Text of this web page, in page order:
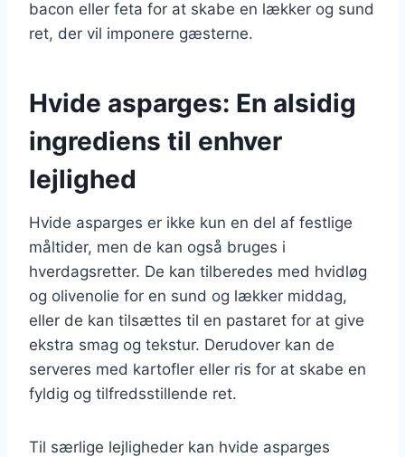
bacon eller feta for at skabe en lækker og sund
ret, der vil imponere gæsterne.
Hvide asparges: En alsidig
ingrediens til enhver
lejlighed
Hvide asparges er ikke kun en del af festlige
måltider, men de kan også bruges i
hverdagsretter. De kan tilberedes med hvidløg
og olivenolie for en sund og lækker middag,
eller de kan tilsættes til en pastaret for at give
ekstra smag og tekstur. Derudover kan de
serveres med kartofler eller ris for at skabe en
fyldig og tilfredsstillende ret.
Til særlige lejligheder kan hvide asparges